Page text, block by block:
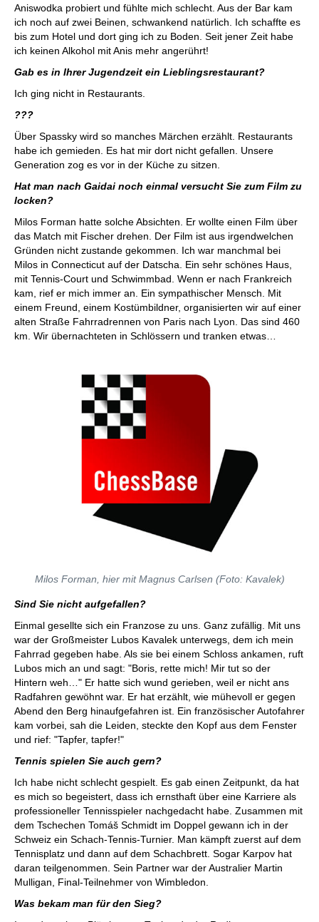
Aniswodka probiert und fühlte mich schlecht. Aus der Bar kam
ich noch auf zwei Beinen, schwankend natürlich. Ich schaffte es
bis zum Hotel und dort ging ich zu Boden. Seit jener Zeit habe
ich keinen Alkohol mit Anis mehr angerührt!
Gab es in Ihrer Jugendzeit ein Lieblingsrestaurant?
Ich ging nicht in Restaurants.
???
Über Spassky wird so manches Märchen erzählt. Restaurants
habe ich gemieden. Es hat mir dort nicht gefallen. Unsere
Generation zog es vor in der Küche zu sitzen.
Hat man nach Gaidai noch einmal versucht Sie zum Film zu
locken?
Milos Forman hatte solche Absichten. Er wollte einen Film über
das Match mit Fischer drehen. Der Film ist aus irgendwelchen
Gründen nicht zustande gekommen. Ich war manchmal bei
Milos in Connecticut auf der Datscha. Ein sehr schönes Haus,
mit Tennis-Court und Schwimmbad. Wenn er nach Frankreich
kam, rief er mich immer an. Ein sympathischer Mensch. Mit
einem Freund, einem Kostümbildner, organisierten wir auf einer
alten Straße Fahrradrennen von Paris nach Lyon. Das sind 460
km. Wir übernachteten in Schlössern und tranken etwas…
Milos Forman, hier mit Magnus Carlsen (Foto: Kavalek)
Sind Sie nicht aufgefallen?
Einmal gesellte sich ein Franzose zu uns. Ganz zufällig. Mit uns
war der Großmeister Lubos Kavalek unterwegs, dem ich mein
Fahrrad gegeben habe. Als sie bei einem Schloss ankamen, ruft
Lubos mich an und sagt: "Boris, rette mich! Mir tut so der
Hintern weh…" Er hatte sich wund gerieben, weil er nicht ans
Radfahren gewöhnt war. Er hat erzählt, wie mühevoll er gegen
Abend den Berg hinaufgefahren ist. Ein französischer Autofahrer
kam vorbei, sah die Leiden, steckte den Kopf aus dem Fenster
und rief: "Tapfer, tapfer!"
Tennis spielen Sie auch gern?
Ich habe nicht schlecht gespielt. Es gab einen Zeitpunkt, da hat
es mich so begeistert, dass ich ernsthaft über eine Karriere als
professioneller Tennisspieler nachgedacht habe. Zusammen mit
dem Tschechen Tomáš Schmidt im Doppel gewann ich in der
Schweiz ein Schach-Tennis-Turnier. Man kämpft zuerst auf dem
Tennisplatz und dann auf dem Schachbrett. Sogar Karpov hat
daran teilgenommen. Sein Partner war der Australier Martin
Mulligan, Final-Teilnehmer von Wimbledon.
Was bekam man für den Sieg?